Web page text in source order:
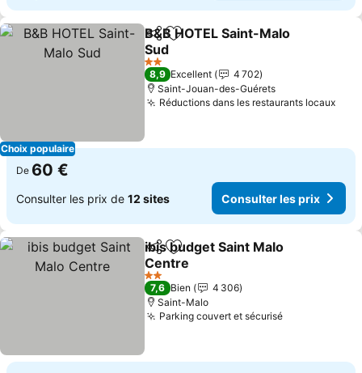
Choix populaire
PartagerAjouter à mes favoris
B&B HOTEL Saint-Malo
Sud
Consulter les prix
2 Étoiles
8,9 Excellent
4 702
Saint-Jouan-des-Guérets
Réductions dans les restaurants locaux
De 60 €
Consulter les prix de 12 sites Consulter les prix
PartagerAjouter à mes favoris
ibis budget Saint Malo
Centre
Consulter les prix
2 Étoiles
7,6 Bien
4 306
Saint-Malo
Parking couvert et sécuriséConsulter